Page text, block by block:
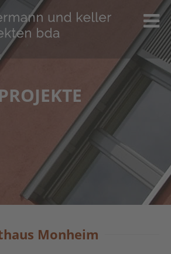
PROJEKTE
Monheim